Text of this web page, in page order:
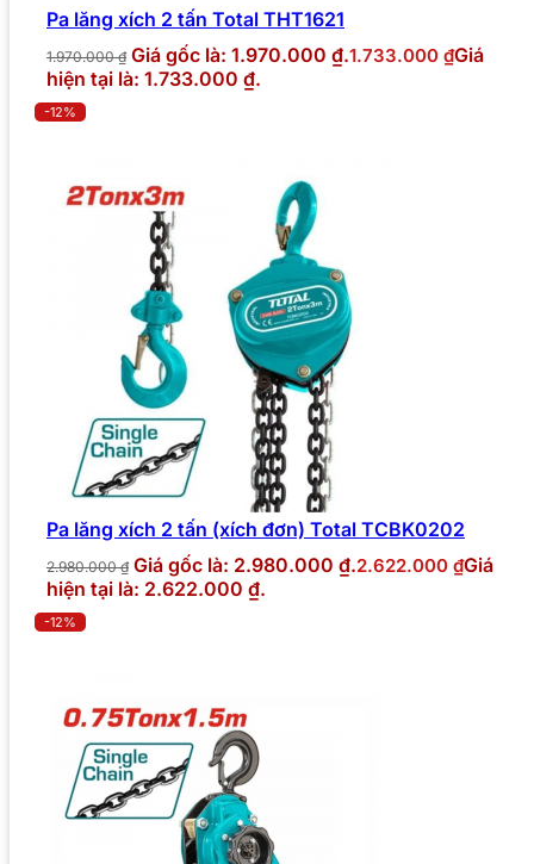
Pa lăng xích 2 tấn Total THT1621
1.970.000₫ Giá gốc là: 1.970.000 ₫.1.733.000 ₫Giá
hiện tại là: 1.733.000 ₫.
-12%
Pa lăng xích 2 tấn (xích đơn) Total TCBK0202
2.980.000₫ Giá gốc là: 2.980.000 ₫.2.622.000 ₫Giá
hiện tại là: 2.622.000 ₫.
-12%